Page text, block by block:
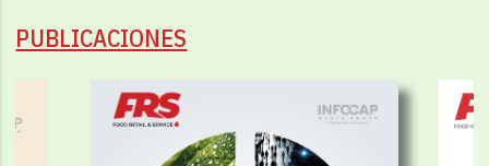
PUBLICACIONES